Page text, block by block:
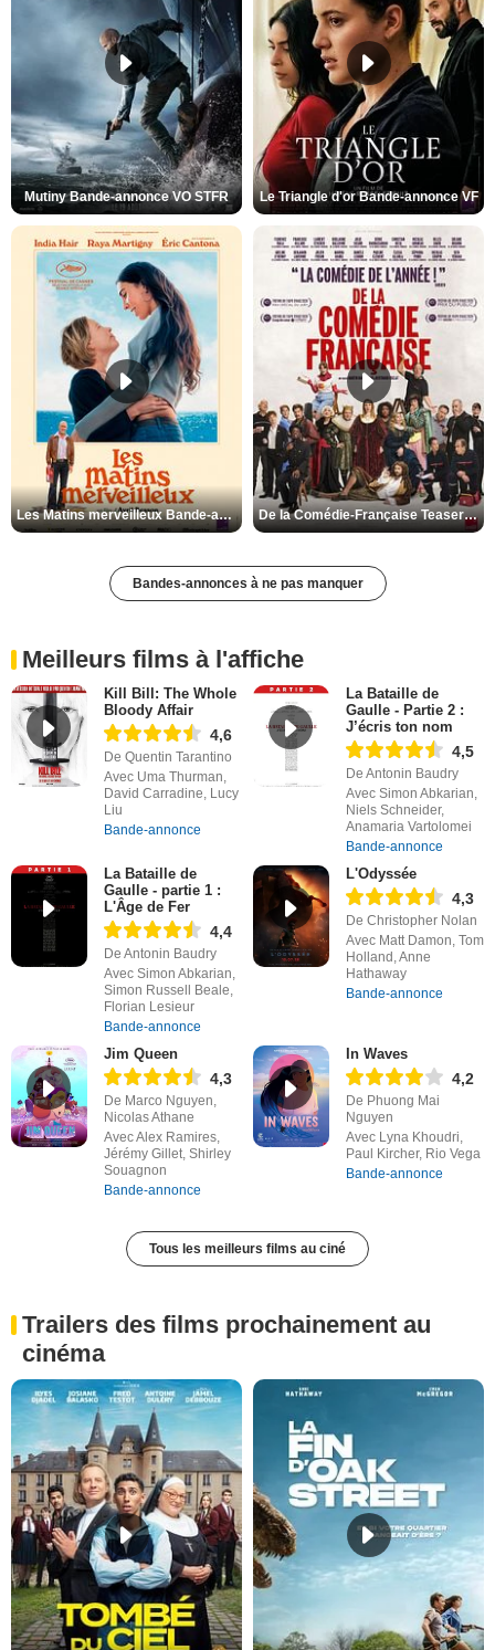
Mutiny Bande-annonce VO STFR Le Triangle d'or Bande-annonce VF
Les Matins merveilleux Bande-annonce VF De la Comédie-Française Teaser VF
Bandes-annonces à ne pas manquer
Meilleurs films à l'affiche
Kill Bill: The Whole
Bloody Affair
4,6
De Quentin Tarantino
Avec Uma Thurman,
David Carradine, Lucy
Liu
Bande-annonce
La Bataille de
Gaulle - Partie 2 :
J’écris ton nom
4,5
De Antonin Baudry
Avec Simon Abkarian,
Niels Schneider,
Anamaria Vartolomei
Bande-annonce
La Bataille de
Gaulle - partie 1 :
L'Âge de Fer
4,4
De Antonin Baudry
Avec Simon Abkarian,
Simon Russell Beale,
Florian Lesieur
Bande-annonce
L'Odyssée
4,3
De Christopher Nolan
Avec Matt Damon, Tom
Holland, Anne
Hathaway
Bande-annonce
Jim Queen
4,3
De Marco Nguyen,
Nicolas Athane
Avec Alex Ramires,
Jérémy Gillet, Shirley
Souagnon
Bande-annonce
In Waves
4,2
De Phuong Mai
Nguyen
Avec Lyna Khoudri,
Paul Kircher, Rio Vega
Bande-annonce
Tous les meilleurs films au ciné
Trailers des films prochainement au
cinéma